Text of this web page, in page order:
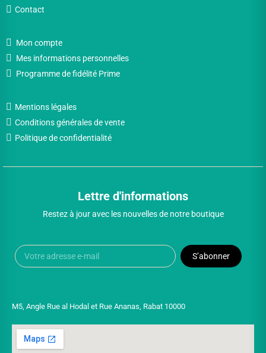
Contact
Mon compte
Mes informations personnelles
Programme de fidélité Prime
Mentions légales
Conditions générales de vente
Politique de confidentialité
Lettre d'informations
Restez à jour avec les nouvelles de notre boutique
S’abonner
M5, Angle Rue al Hodal et Rue Ananas, Rabat 10000